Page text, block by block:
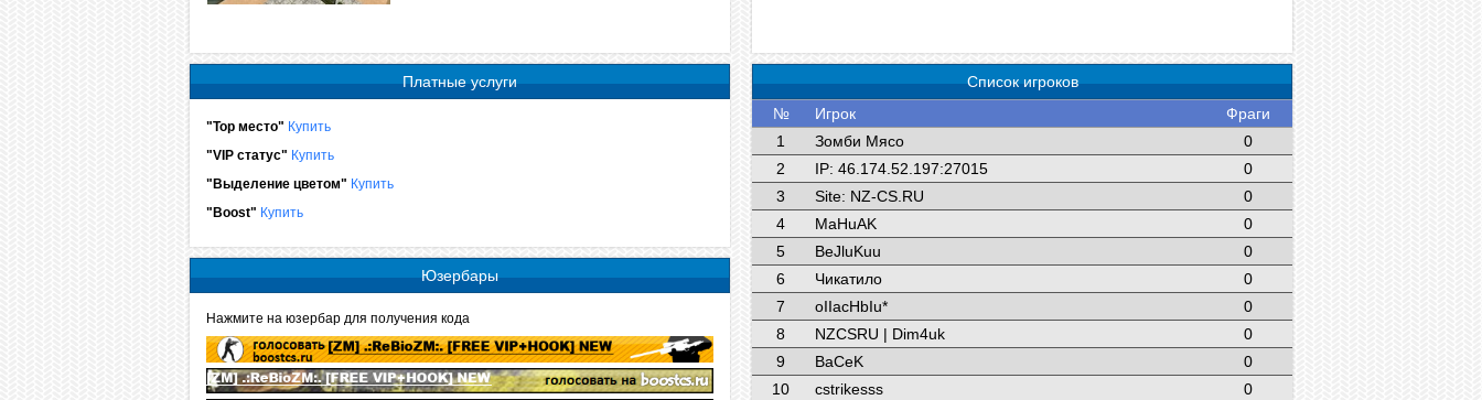
Платные услуги
"Top место" Купить
"VIP статус" Купить
"Выделение цветом" Купить
"Boost" Купить
Юзербары
Нажмите на юзербар для получения кода
Список игроков
№
Игрок
Фраги
1
Зомби Мясо
0
2
IP: 46.174.52.197:27015
0
3
Site: NZ-CS.RU
0
4
MaHuAK
0
5
BeJluKuu
0
6
Чикатило
0
7
oIIacHbIu*
0
8
NZCSRU | Dim4uk
0
9
BaCeK
0
10
cstrikesss
0